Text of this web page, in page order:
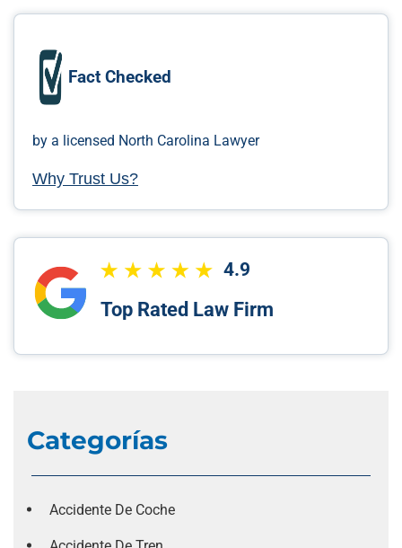
Fact Checked
by a licensed North Carolina Lawyer
Why Trust Us?
4.9
Top Rated Law Firm
Categorías
Accidente De Coche